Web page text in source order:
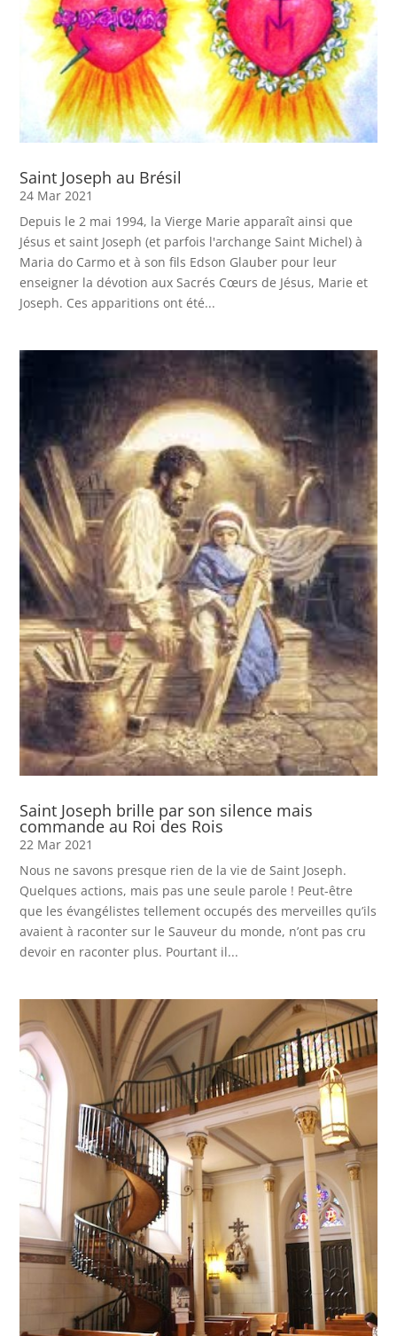
Saint Joseph au Brésil
24 Mar 2021
Depuis le 2 mai 1994, la Vierge Marie apparaît ainsi que
Jésus et saint Joseph (et parfois l'archange Saint Michel) à
Maria do Carmo et à son fils Edson Glauber pour leur
enseigner la dévotion aux Sacrés Cœurs de Jésus, Marie et
Joseph. Ces apparitions ont été...
Saint Joseph brille par son silence mais
commande au Roi des Rois
22 Mar 2021
Nous ne savons presque rien de la vie de Saint Joseph.
Quelques actions, mais pas une seule parole ! Peut-être
que les évangélistes tellement occupés des merveilles qu’ils
avaient à raconter sur le Sauveur du monde, n’ont pas cru
devoir en raconter plus. Pourtant il...